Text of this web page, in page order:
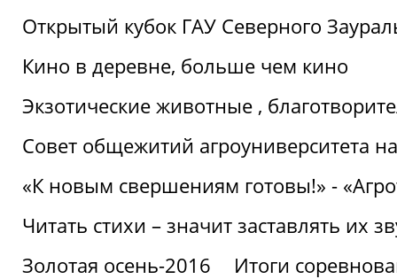
Открытый кубок ГАУ Северного
Кино в деревне, больше чем кино
Экзотические животные ,
Совет общежитий агроуниверситета
«К новым свершениям готовы!» -
Читать стихи – значит заставлять их
Золотая осень-2016
Итоги